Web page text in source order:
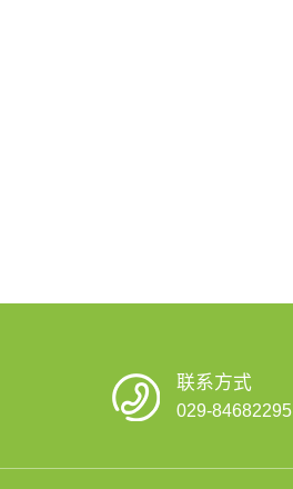
联系方式
029-84682295